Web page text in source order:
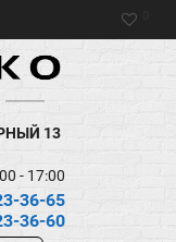
13
- 17:00
36-65
36-60